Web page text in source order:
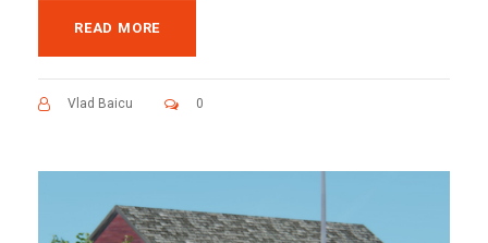
READ MORE
Vlad Baicu 0